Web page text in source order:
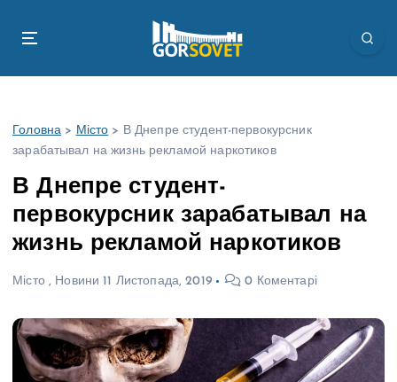
Головна > Місто > В Днепре студент-первокурсник
зарабатывал на жизнь рекламой наркотиков
В Днепре студент-
первокурсник зарабатывал на
жизнь рекламой наркотиков
Місто, Новини 11 Листопада, 2019 0 Коментарі